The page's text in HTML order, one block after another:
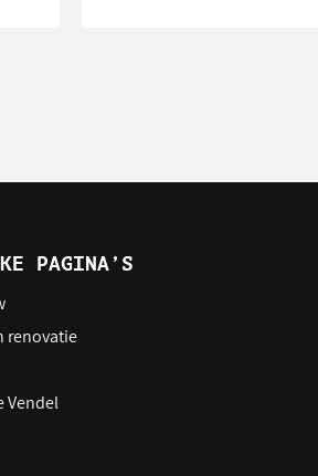
PAGINA’S
renovatie
Vendel